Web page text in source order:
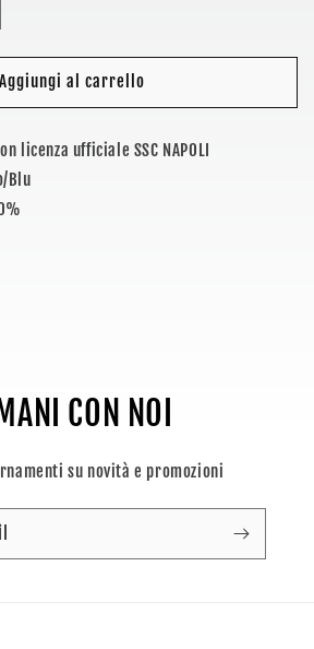
Aggiungi al carrello
licenza ufficiale SSC NAPOLI
Blu
CON NOI
su novità e promozioni